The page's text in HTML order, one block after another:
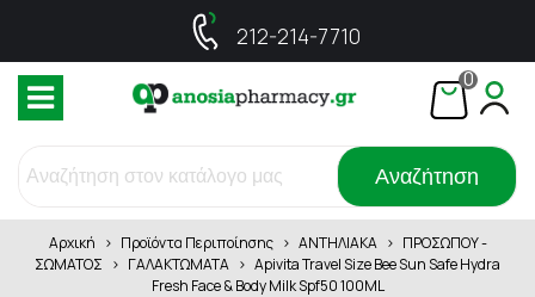
212-214-7710
0
Αναζήτηση
Αρχική > Προϊόντα Περιποίησης > ΑΝΤΗΛΙΑΚΑ > ΠΡΟΣΩΠΟΥ -
ΣΩΜΑΤΟΣ > ΓΑΛΑΚΤΩΜΑΤΑ > Apivita Travel Size Bee Sun Safe Hydra
Fresh Face & Body Milk Spf50 100ML